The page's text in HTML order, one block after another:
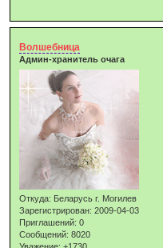
Волшебница
Админ-хранитель очага
Откуда: Беларусь г. Могилев
Зарегистрирован: 2009-04-03
Приглашений: 0
Сообщений: 8020